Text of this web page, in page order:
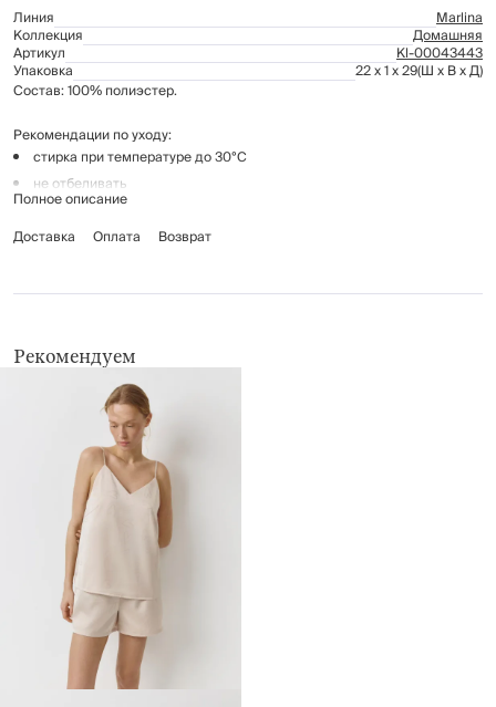
Линия
Marlina
Коллекция Домашняя
Артикул Kl-00043443
Упаковка 22 x 1 x 29(Ш x В x Д)
Состав: 100% полиэстер.
Рекомендации по уходу:
стирка при температуре до 30°C
не отбеливать
гладить при температуре до 110°C
химчистка запрещена
Полное описание
Доставка
Оплата Возврат
Рекомендуем